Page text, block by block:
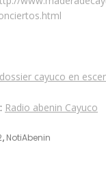
html
dossier cayuco en
Radio abenin Cayuco
, NotiAbenin